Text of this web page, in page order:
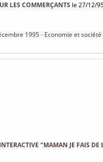
LES COMMERÇANTS le 27/12/
1995 - Economie et
"MAMAN JE FAIS DE